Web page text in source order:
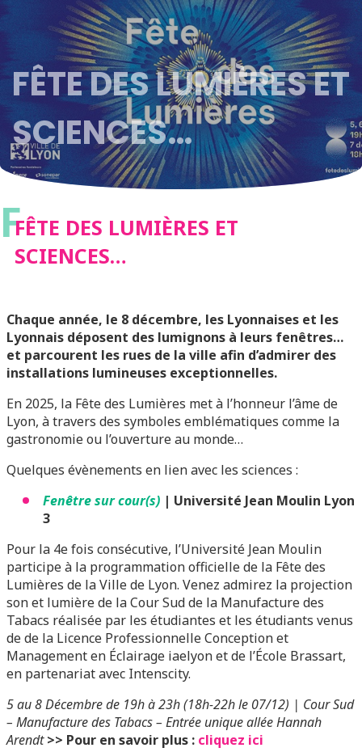
FÊTE DES LUMIÈRES ET
SCIENCES…
FFÊTE DES LUMIÈRES ET
SCIENCES…
Chaque année, le 8 décembre, les Lyonnaises et les
Lyonnais déposent des lumignons à leurs fenêtres…
et parcourent les rues de la ville afin d’admirer des
installations lumineuses exceptionnelles.
En 2025, la Fête des Lumières met à l’honneur l’âme de
Lyon, à travers des symboles emblématiques comme la
gastronomie ou l’ouverture au monde…
Quelques évènements en lien avec les sciences :
Fenêtre sur cour(s) | Université Jean Moulin Lyon
3
Pour la 4e fois consécutive, l’Université Jean Moulin
participe à la programmation officielle de la Fête des
Lumières de la Ville de Lyon. Venez admirez la projection
son et lumière de la Cour Sud de la Manufacture des
Tabacs réalisée par les étudiantes et les étudiants venus
de de la Licence Professionnelle Conception et
Management en Éclairage iaelyon et de l’École Brassart,
en partenariat avec Intenscity.
5 au 8 Décembre de 19h à 23h (18h-22h le 07/12) | Cour Sud
– Manufacture des Tabacs – Entrée unique allée Hannah
Arendt>> Pour en savoir plus : cliquez ici